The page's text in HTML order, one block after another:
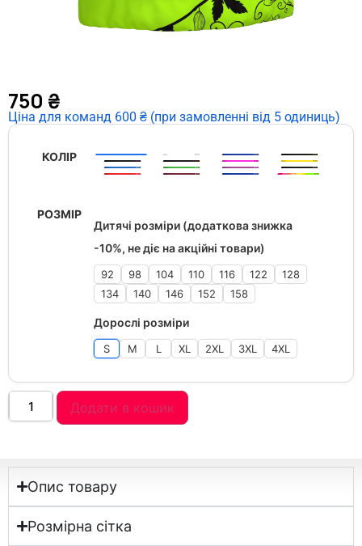
750 ₴
Ціна для команд 600 ₴ (при замовленні від 5 одиниць)
КОЛІР
РОЗМІР
Дитячі розміри (додаткова знижка
-10%, не діє на акційні товари)
92 98 104 110 116 122
128
134
140 146 152 158
Дорослі розміри
S M L XL 2XL 3XL 4XL
Додати в кошик
Опис товару
Розмірна сітка